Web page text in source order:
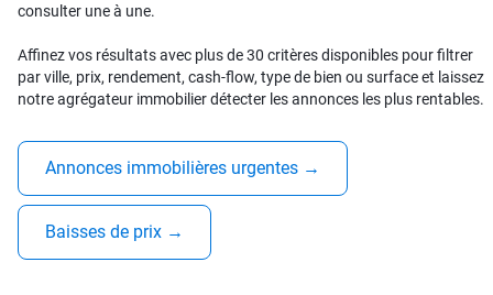
consulter une à une.
Affinez vos résultats avec plus de 30 critères disponibles pour filtrer
par ville, prix, rendement, cash-flow, type de bien ou surface et laissez
notre agrégateur immobilier détecter les annonces les plus rentables.
Annonces immobilières urgentes →
Baisses de prix →